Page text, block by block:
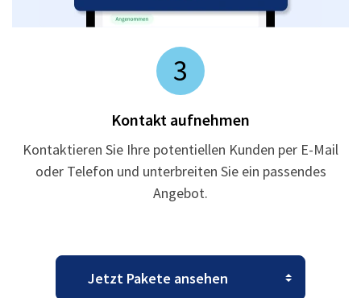
3
Kontakt aufnehmen
Kontaktieren Sie Ihre potentiellen Kunden per E-Mail
oder Telefon und unterbreiten Sie ein passendes
Angebot.